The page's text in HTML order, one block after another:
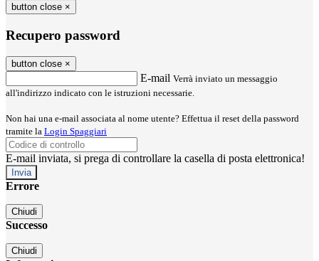
button close ×
Recupero password
button close ×
E-mail Verrà inviato un messaggio
all'indirizzo indicato con le istruzioni necessarie.
Non hai una e-mail associata al nome utente? Effettua il reset della password
tramite la Login Spaggiari
E-mail inviata, si prega di controllare la casella di posta elettronica!
Errore
Chiudi
Successo
Chiudi